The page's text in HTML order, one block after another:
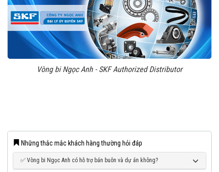
Vòng bi Ngọc Anh - SKF Authorized Distributor
Những thắc mắc khách hàng thường hỏi đáp
✅ Vòng bi Ngọc Anh có hỗ trợ bán buôn và dự án không?